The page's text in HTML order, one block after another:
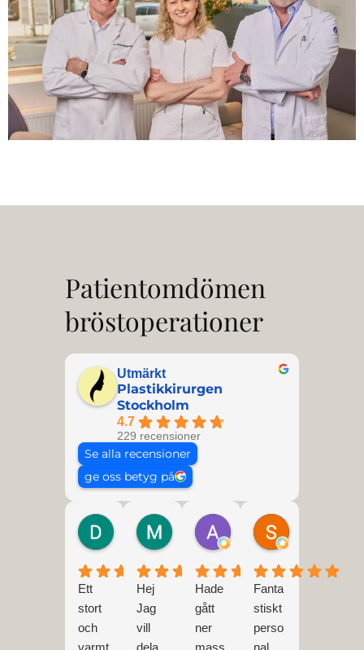
Patientomdömen
bröstoperationer
Utmärkt
Plastikkirurgen
Stockholm
4.7
229 recensioner
Se alla recensioner
ge oss betyg på
Donia Karacan
1 år sedan
Ett
stort
och
varmt
Milica
2 år sedan
Hej
Jag
vill
dela
Anna
2 år sedan
Hade
gått
ner
mass
Fanta
stiskt
perso
nal,